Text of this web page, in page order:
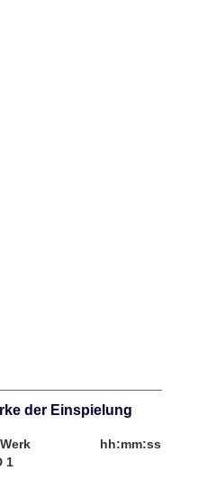
der Einspielung
hh:mm:ss
1